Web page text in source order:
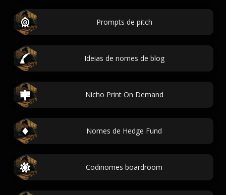
Prompts de pitch
Ideias de nomes de blog
Nicho Print On Demand
Nomes de Hedge Fund
Codinomes boardroom